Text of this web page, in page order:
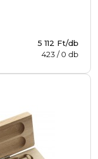
5 112 Ft/db
423 /0 db